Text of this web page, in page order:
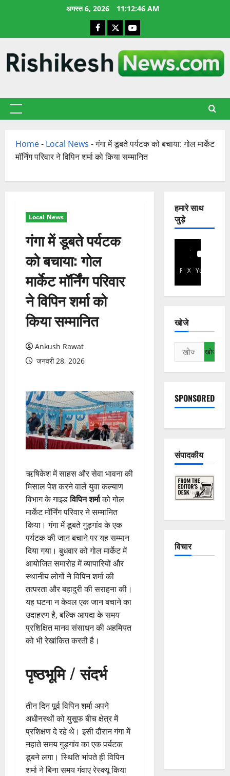
अगस्त 6, 2026 11:12:47 AM
Facebook
X YouTube
प्राथमिक
Home- Local News -गंगा में डूबते पर्यटक को बचाया: गोल मार्केट
मॉर्निंग परिवार ने विपिन शर्मा को किया सम्मानित
Local News
गंगा में डूबते पर्यटक
को बचाया: गोल
मार्केट मॉर्निंग परिवार
ने विपिन शर्मा को
किया सम्मानित
Ankush Rawat
जनवरी 28, 2026
ऋषिकेश में साहस और सेवा भावना की
मिसाल पेश करने वाले युवा कल्याण
विभाग के गाइडविपिन शर्माको गोल
मार्केट मॉर्निंग परिवार ने सम्मानित
किया। गंगा में डूबते गुड़गांव के एक
पर्यटक की जान बचाने पर यह सम्मान
दिया गया। बुधवार को गोल मार्केट में
आयोजित समारोह में व्यापारियों और
स्थानीय लोगों ने विपिन शर्मा की
तत्परता और बहादुरी की सराहना की।
यह घटना न केवल एक जान बचाने का
उदाहरण है, बल्कि आपदा के समय
प्रशिक्षित मानव संसाधन की अहमियत
को भी रेखांकित करती है।
पृष्ठभूमि / संदर्भ
तीन दिन पूर्व विपिन शर्मा अपने
अधीनस्थों को युसूफ बीच क्षेत्र में
प्रशिक्षण दे रहे थे। इसी दौरान गंगा में
नहाते समय गुड़गांव का एक पर्यटक
डूबने लगा। स्थिति भांपते ही विपिन
शर्मा ने बिना समय गंवाए रेस्क्यू किया
हमारे साथ
जुड़े
Facebook
X YouTube
खोजे
निम्न
को
खोजें:
SPONSORED
संपादकीय
विचार